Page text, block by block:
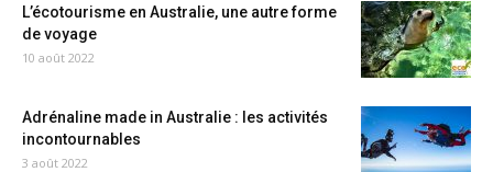
L’écotourisme en Australie, une autre forme
de voyage
10 août 2022
Adrénaline made in Australie : les activités
incontournables
3 août 2022